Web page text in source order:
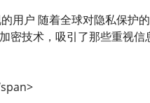
户 随着全球对隐私保护
技术，吸引了那些重视